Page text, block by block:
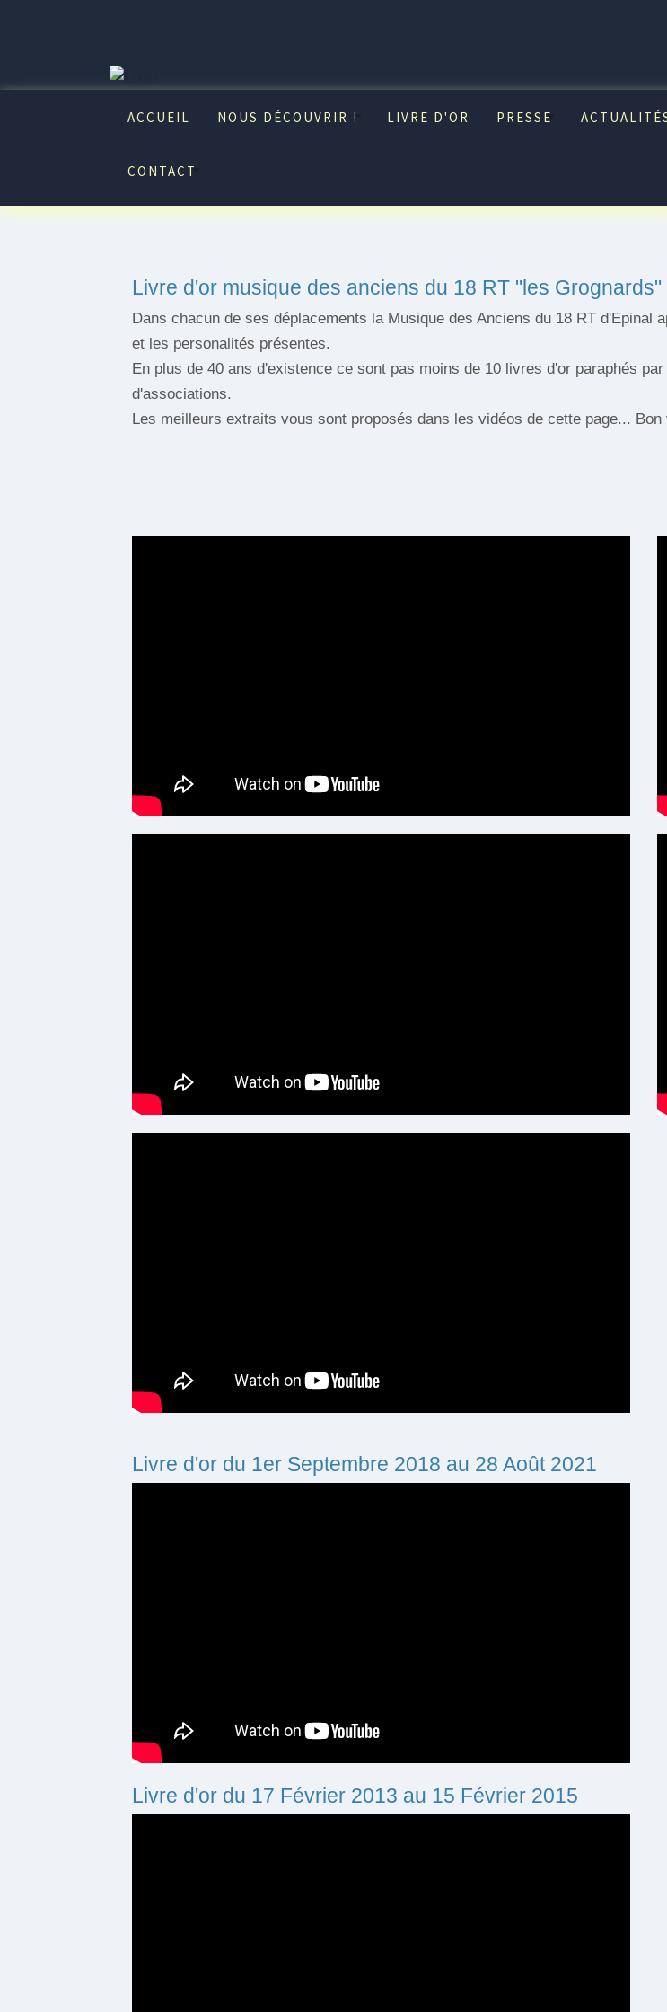
ACCUEIL NOUS DÉCOUVRIR ! LIVRE D'OR PRESSE
CONTACT
Livre d'or musique des anciens du 18 RT "les
Dans chacun de ses déplacements la Musique des Anciens du 18 RT
et les personalités présentes.
En plus de 40 ans d'existence ce sont pas moins de 10 livres d'or paraphés
d'associations.
Les meilleurs extraits vous sont proposés dans les vidéos de cette page... Bon
Livre d'or du 1er Septembre 2018 au 28 Août 2021
Livre d'or du 17 Février 2013 au 15 Février 2015